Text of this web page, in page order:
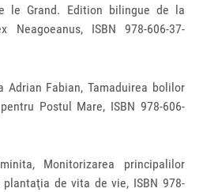
le Grand. Edition bilingue de la
Neagoeanus, ISBN 978-606-37-
Adrian Fabian, Tamaduirea bolilor
Postul Mare, ISBN 978-606-
Monitorizarea principalilor
de vita de vie, ISBN 978-